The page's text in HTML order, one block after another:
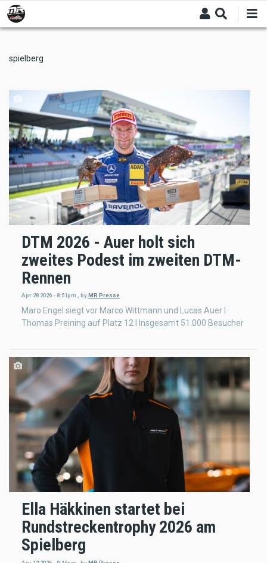
Skip
to
main
spielberg
DTM 2026 - Auer holt sich
zweites Podest im zweiten DTM-
Rennen
Apr 28 2026 - 8:51pm , by MR Presse
Maro Engel siegt vor Marco Wittmann und Lucas Auer l
Thomas Preining auf Platz 12 l Insgesamt 51.000 Besucher
Ella Häkkinen startet bei
Rundstreckentrophy 2026 am
Spielberg